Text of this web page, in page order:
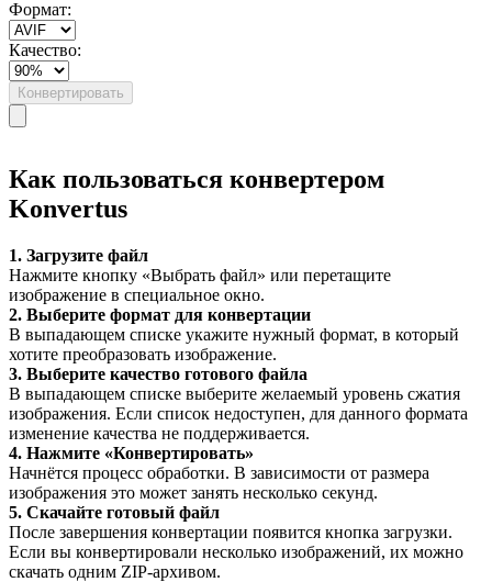
Формат:
Качество:
Конвертировать
Как пользоваться конвертером
Konvertus
1. Загрузите файл
Нажмите кнопку «Выбрать файл» или перетащите
изображение в специальное окно.
2. Выберите формат для конвертации
В выпадающем списке укажите нужный формат, в который
хотите преобразовать изображение.
3. Выберите качество готового файла
В выпадающем списке выберите желаемый уровень сжатия
изображения. Если список недоступен, для данного формата
изменение качества не поддерживается.
4. Нажмите «Конвертировать»
Начнётся процесс обработки. В зависимости от размера
изображения это может занять несколько секунд.
5. Скачайте готовый файл
После завершения конвертации появится кнопка загрузки.
Если вы конвертировали несколько изображений, их можно
скачать одним ZIP-архивом.